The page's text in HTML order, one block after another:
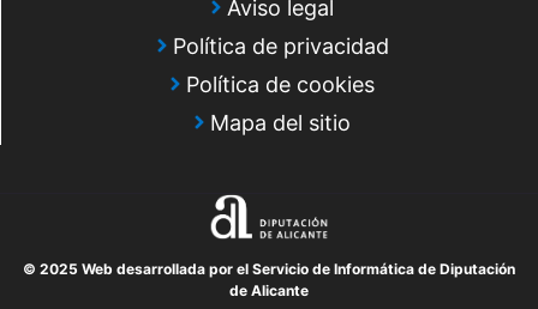
Aviso legal
Política de privacidad
Política de cookies
Mapa del sitio
© 2025 Web desarrollada por el Servicio de Informática de Diputación
de Alicante